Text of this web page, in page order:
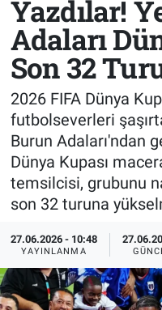
Yazdılar!
Adaları
Son 32
2026 FIFA Dünya
futbolseverleri
Burun Adaları'ndan
Dünya Kupası
temsilcisi, grubunu
son 32 turuna
27.06.2026 - 10:48
YAYINLANMA
Sağlık
Spor
Teknoloji
Tv Medya
KÜLTÜR SANAT